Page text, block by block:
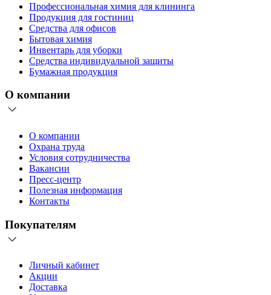
Профессиональная химия для клининга
Продукция для гостиниц
Средства для офисов
Бытовая химия
Инвентарь для уборки
Средства индивидуальной защиты
Бумажная продукция
О компании
О компании
Охрана труда
Условия сотрудничества
Вакансии
Пресс-центр
Полезная информация
Контакты
Покупателям
Личный кабинет
Акции
Доставка